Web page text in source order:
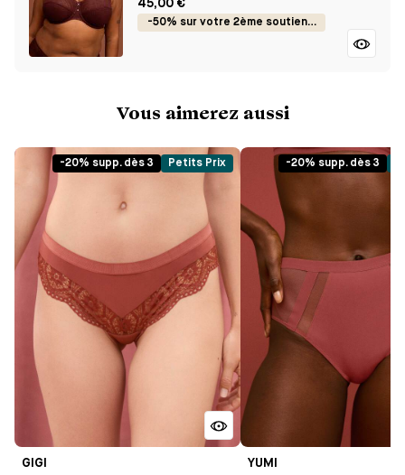
45,00 €
-50% sur votre 2ème soutien-gorge
Vous aimerez aussi
-20% supp. dès 3 Petits Prix
GIGI
-20% supp. dès 3
YUMI